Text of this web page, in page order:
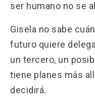
ser humano no se
Gisela no sabe
futuro quiere
un tercero, un
tiene planes más
decidirá.